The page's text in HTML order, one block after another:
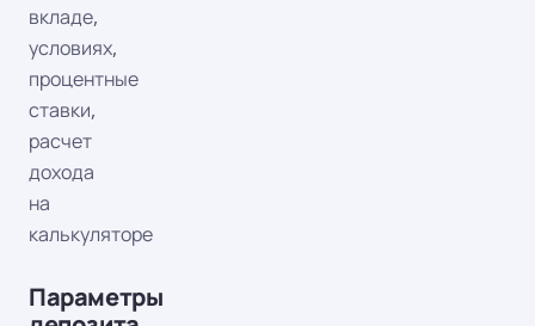
вкладе,
условиях,
процентные
ставки,
расчет
дохода
на
калькуляторе
Параметры